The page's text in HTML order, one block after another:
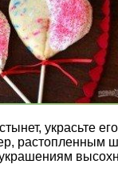
украсьте
растопленным